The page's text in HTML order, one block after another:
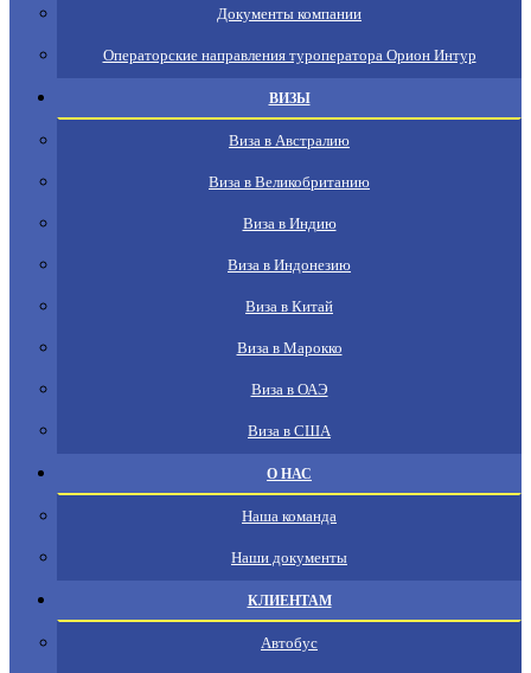
Документы компании
Операторские направления туроператора Орион Интур
ВИЗЫ
Виза в Австралию
Виза в Великобританию
Виза в Индию
Виза в Индонезию
Виза в Китай
Виза в Марокко
Виза в ОАЭ
Виза в США
О НАС
Наша команда
Наши документы
КЛИЕНТАМ
Автобус